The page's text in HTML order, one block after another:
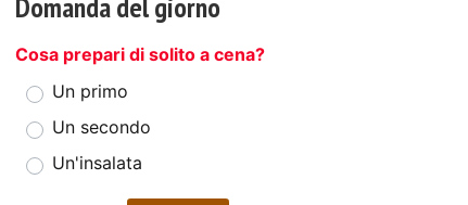
Domanda del giorno
Cosa prepari di solito a cena?
Un primo
Un secondo
Un'insalata